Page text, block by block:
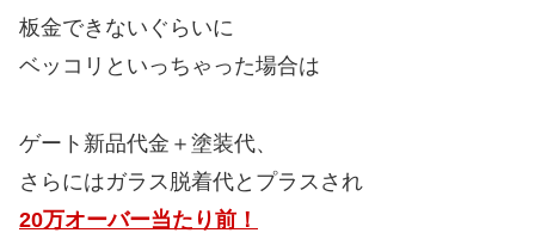
板金できないぐらいに
ベッコリといっちゃった場合は
ゲート新品代金＋塗装代、
さらにはガラス脱着代とプラスされ
20万オーバー当たり前！